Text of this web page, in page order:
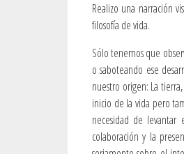
Realizo una narración
filosofía de vida.
Sólo tenemos que
o saboteando ese
nuestro origen: La
inicio de la vida pero
necesidad de levantar
colaboración y la